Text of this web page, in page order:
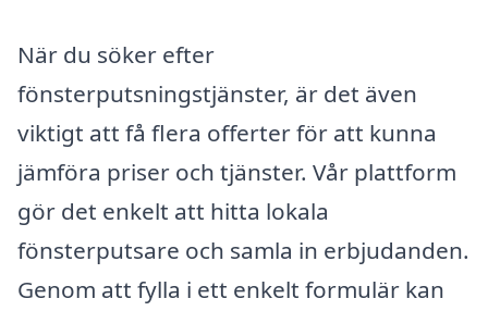
När du söker efter
fönsterputsningstjänster, är det även
viktigt att få flera offerter för att kunna
jämföra priser och tjänster. Vår plattform
gör det enkelt att hitta lokala
fönsterputsare och samla in erbjudanden.
Genom att fylla i ett enkelt formulär kan